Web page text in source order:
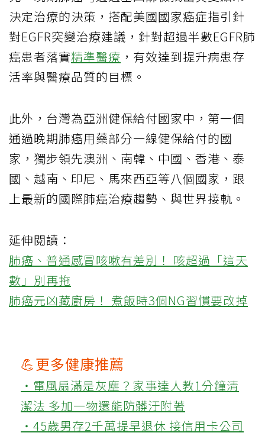
決定治療的決策，搭配美國國家癌症指引針
對EGFR突變治療建議，針對超過半數EGFR肺
癌患者落實精準醫療 ，有效達到提升病患存
活率與醫療品質的目標。
此外，台灣為亞洲健保給付國家中，第一個
通過晚期肺癌用藥部分一線健保給付的國
家，獨步領先澳洲、南韓、中國、香港、泰
國、越南、印尼、馬來西亞等八個國家，跟
上最新的國際肺癌治療趨勢、與世界接軌。
延伸閱讀：
肺癌、普通感冒咳嗽有差別！ 咳超過「這天
數」別再拖
肺癌元凶藏廚房！ 煮飯時3個NG習慣要改掉
💪更多健康推薦
‧電風扇滿是灰塵？家事達人教1分鐘清
潔法 多加一物還能防髒汙附著
‧45歲男存2千萬提早退休 接信用卡公司